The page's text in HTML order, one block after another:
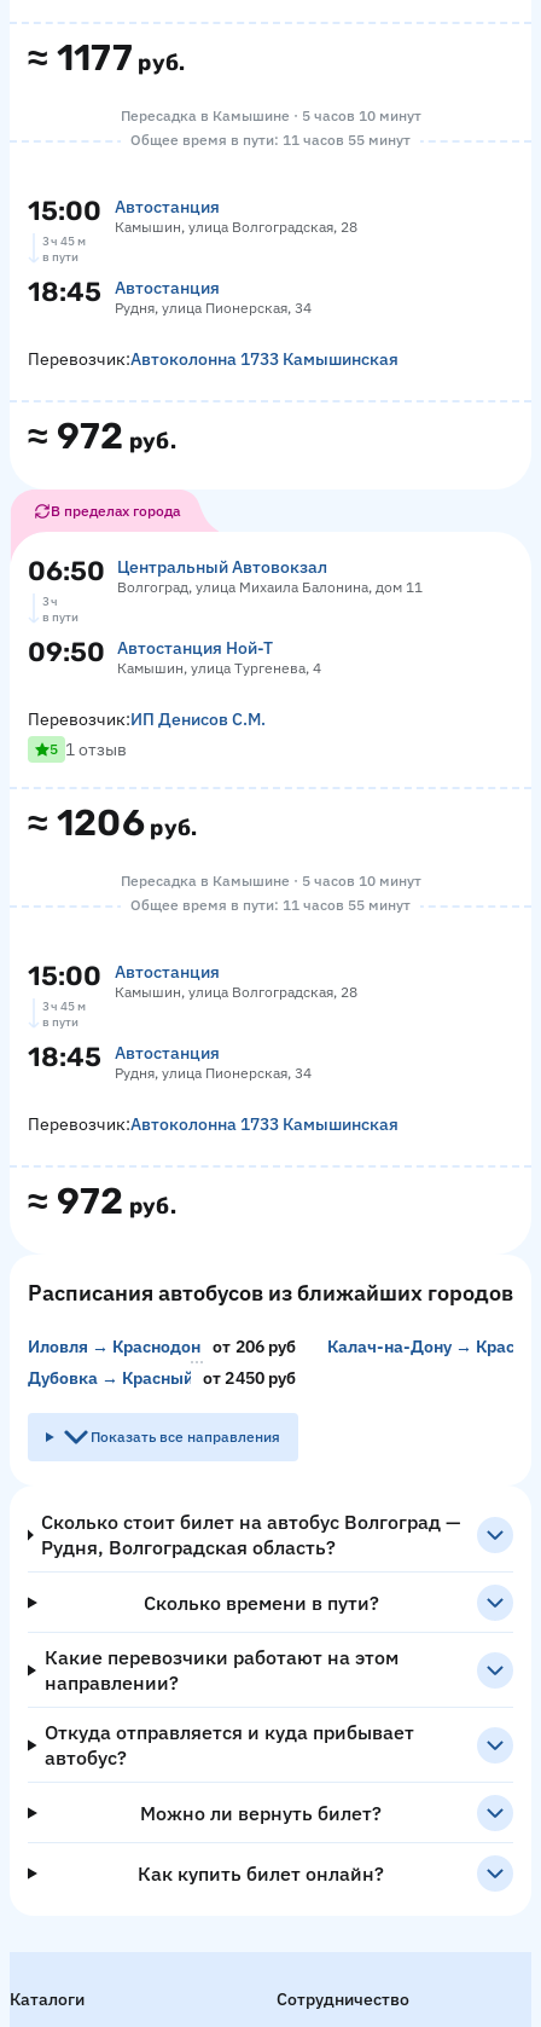
≈ 1177 руб.
Пересадка в Камышине · 5 часов 10 минут
Общее время в пути: 11 часов 55 минут
15:00 Автостанция
Камышин, улица Волгоградская, 28
3 ч 45 м
в пути
18:45 Автостанция
Рудня, улица Пионерская, 34
≈ 972 руб.
Перевозчик:Автоколонна 1733 Камышинская
В пределах города
06:50 Центральный Автовокзал
Волгоград, улица Михаила Балонина, дом 11
3 ч
в пути
09:50 Автостанция Ной-Т
Камышин, улица Тургенева, 4
≈ 1206 руб.
Перевозчик:ИП Денисов С.М.
5 1 отзыв
Пересадка в Камышине · 5 часов 10 минут
Общее время в пути: 11 часов 55 минут
15:00 Автостанция
Камышин, улица Волгоградская, 28
3 ч 45 м
в пути
18:45 Автостанция
Рудня, улица Пионерская, 34
≈ 972 руб.
Перевозчик:Автоколонна 1733 Камышинская
Расписания автобусов из ближайших городов
Иловля → Краснодонскийот 206 руб
Калач-на-Дону →
Дубовка → Красный Колосот 2450 руб
Показать все направления
Сколько стоит билет на автобус Волгоград —
Рудня, Волгоградская область?
Сколько времени в пути?
Какие перевозчики работают на этом
направлении?
Откуда отправляется и куда прибывает
автобус?
Можно ли вернуть билет?
Как купить билет онлайн?
Каталоги Сотрудничество